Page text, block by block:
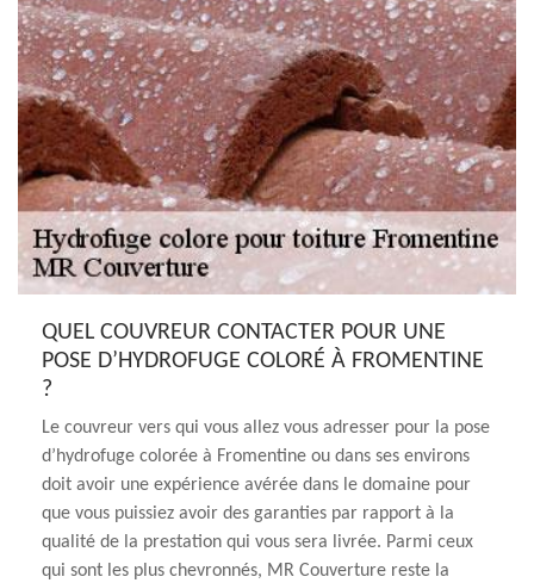
QUEL COUVREUR CONTACTER POUR UNE
POSE D’HYDROFUGE COLORÉ À FROMENTINE
?
Le couvreur vers qui vous allez vous adresser pour la pose
d’hydrofuge colorée à Fromentine ou dans ses environs
doit avoir une expérience avérée dans le domaine pour
que vous puissiez avoir des garanties par rapport à la
qualité de la prestation qui vous sera livrée. Parmi ceux
qui sont les plus chevronnés, MR Couverture reste la